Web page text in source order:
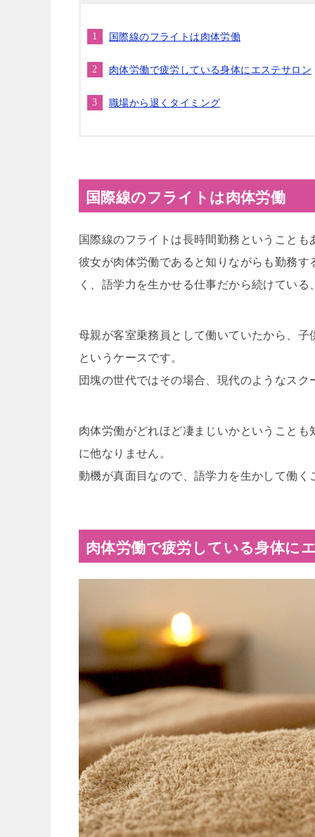
国際線のフライトは肉体労働
肉体労働で疲労している身体にエステサロン
職場から退くタイミング
国際線のフライトは肉体労働
国際線のフライトは長時間勤務ということ
彼女が肉体労働であると知りながらも勤務
く、語学力を生かせる仕事だから続けてい
母親が客室乗務員として働いていたから、
というケースです。
団塊の世代ではその場合、現代のようなス
肉体労働がどれほど凄まじいかということ
に他なりません。
動機が真面目なので、語学力を生かして働
肉体労働で疲労している身体に